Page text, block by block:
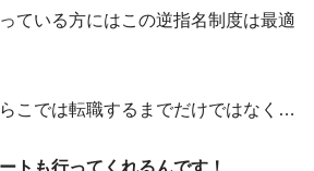
ている方にはこの逆指名制度は最適
こでは転職するまでだけではなく…
トも行ってくれるんです！